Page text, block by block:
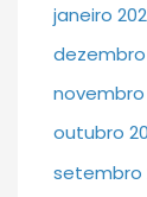
janeiro
dezembro
novembro
outubro
setembro